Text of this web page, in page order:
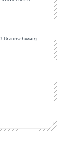
Braunschweig